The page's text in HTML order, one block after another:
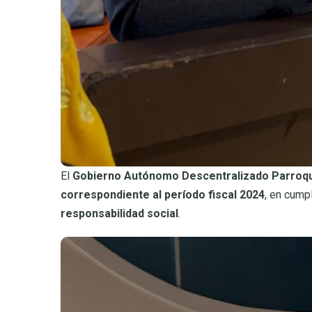
El Gobierno Autónomo Descentralizado
correspondiente al período fiscal 2024, en
responsabilidad social .